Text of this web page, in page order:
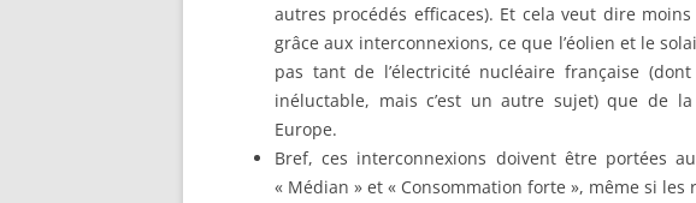
autres procédés efficaces). Et cela veut dire
grâce aux interconnexions, ce que l’éolien et le
pas tant de l’électricité nucléaire française
inéluctable, mais c’est un autre sujet) que de
Europe.
Bref, ces interconnexions doivent être portées
« Médian » et « Consommation forte », même si